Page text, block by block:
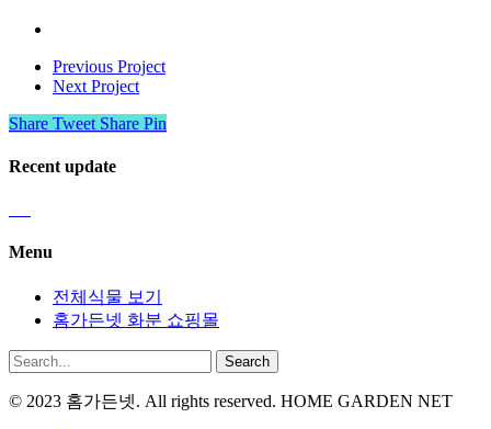
Previous Project
Next Project
Share Tweet Share Pin
Recent update
Menu
전체식물 보기
홈가든넷 화분 쇼핑몰
Search
© 2023 홈가든넷. All rights reserved. HOME GARDEN NET